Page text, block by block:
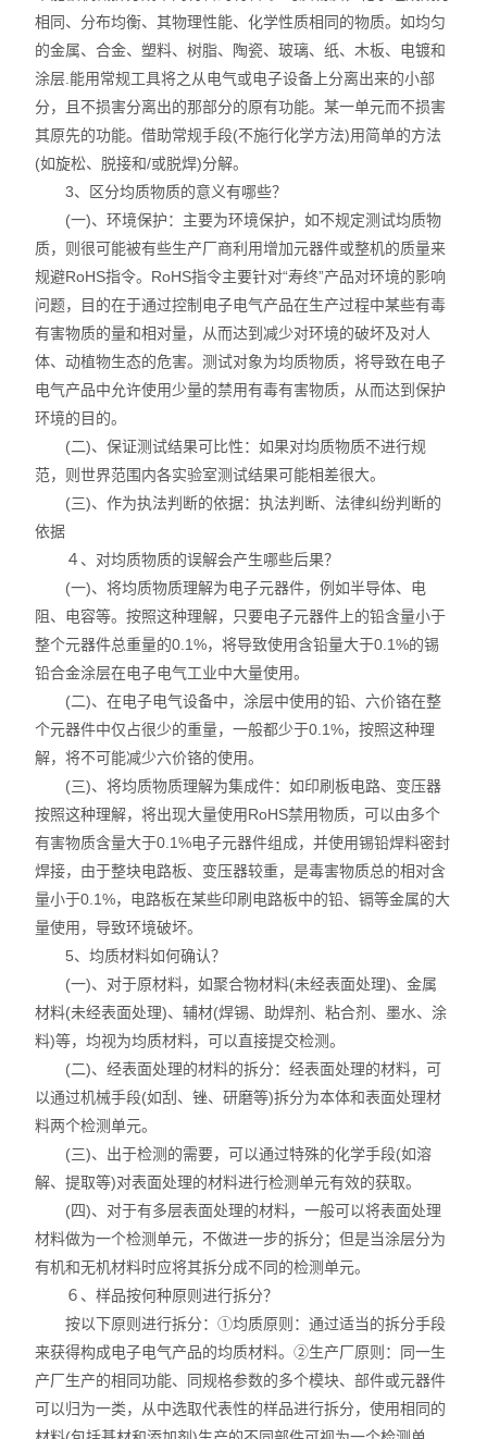
不锈钢分析仪
金属合金分析仪
镀层测厚仪/膜厚仪
维修国内、国外ROHS检测仪
口罩设备
光谱仪
气质联用仪
相同、分布均衡、其物理性能、化学性质相同的物质。如均匀
的金属、合金、塑料、树脂、陶瓷、玻璃、纸、木板、电镀和
涂层.能用常规工具将之从电气或电子设备上分离出来的小部
分，且不损害分离出的那部分的原有功能。某一单元而不损害
其原先的功能。借助常规手段(不施行化学方法)用简单的方法
(如旋松、脱接和/或脱焊)分解。
3、区分均质物质的意义有哪些？
(一)、环境保护：主要为环境保护，如不规定测试均质物
质，则很可能被有些生产厂商利用增加元器件或整机的质量来
规避RoHS指令。RoHS指令主要针对“寿终”产品对环境的影响
问题，目的在于通过控制电子电气产品在生产过程中某些有毒
有害物质的量和相对量，从而达到减少对环境的破坏及对人
体、动植物生态的危害。测试对象为均质物质，将导致在电子
电气产品中允许使用少量的禁用有毒有害物质，从而达到保护
环境的目的。
(二)、保证测试结果可比性：如果对均质物质不进行规
范，则世界范围内各实验室测试结果可能相差很大。
(三)、作为执法判断的依据：执法判断、法律纠纷判断的
依据
４、对均质物质的误解会产生哪些后果？
(一)、将均质物质理解为电子元器件，例如半导体、电
阻、电容等。按照这种理解，只要电子元器件上的铅含量小于
整个元器件总重量的0.1%，将导致使用含铅量大于0.1%的锡
铅合金涂层在电子电气工业中大量使用。
(二)、在电子电气设备中，涂层中使用的铅、六价铬在整
个元器件中仅占很少的重量，一般都少于0.1%，按照这种理
解，将不可能减少六价铬的使用。
(三)、将均质物质理解为集成件：如印刷板电路、变压器
按照这种理解，将出现大量使用RoHS禁用物质，可以由多个
有害物质含量大于0.1%电子元器件组成，并使用锡铅焊料密封
焊接，由于整块电路板、变压器较重，是毒害物质总的相对含
量小于0.1%，电路板在某些印刷电路板中的铅、镉等金属的大
量使用，导致环境破坏。
5、均质材料如何确认？
(一)、对于原材料，如聚合物材料(未经表面处理)、金属
材料(未经表面处理)、辅材(焊锡、助焊剂、粘合剂、墨水、涂
料)等，均视为均质材料，可以直接提交检测。
(二)、经表面处理的材料的拆分：经表面处理的材料，可
以通过机械手段(如刮、锉、研磨等)拆分为本体和表面处理材
料两个检测单元。
(三)、出于检测的需要，可以通过特殊的化学手段(如溶
解、提取等)对表面处理的材料进行检测单元有效的获取。
(四)、对于有多层表面处理的材料，一般可以将表面处理
材料做为一个检测单元，不做进一步的拆分；但是当涂层分为
有机和无机材料时应将其拆分成不同的检测单元。
６、样品按何种原则进行拆分？
按以下原则进行拆分：①均质原则：通过适当的拆分手段
来获得构成电子电气产品的均质材料。②生产厂原则：同一生
产厂生产的相同功能、同规格参数的多个模块、部件或元器件
可以归为一类，从中选取代表性的样品进行拆分，使用相同的